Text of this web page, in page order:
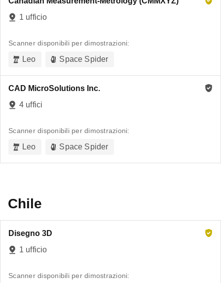
1 ufficio
Scanner disponibili per dimostrazioni:
Leo Space Spider
CAD MicroSolutions Inc.
4 uffici
Scanner disponibili per dimostrazioni:
Leo Space Spider
Chile
Disegno 3D
1 ufficio
Scanner disponibili per dimostrazioni: